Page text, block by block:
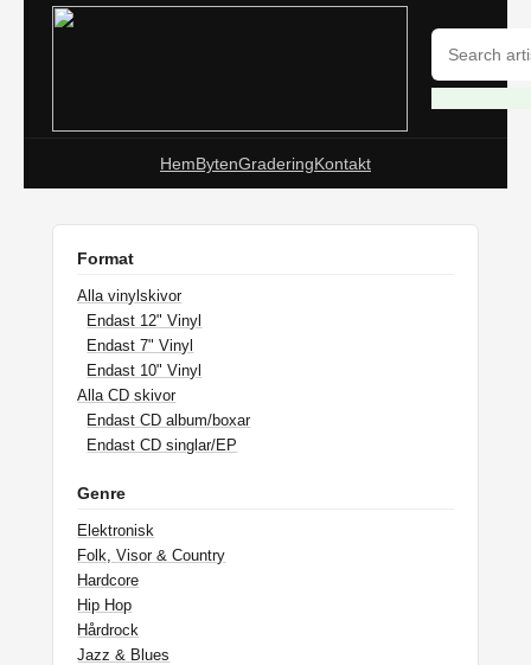
HemBytenGraderingKontakt
Format
Alla vinylskivor
Endast 12" Vinyl
Endast 7" Vinyl
Endast 10" Vinyl
Alla CD skivor
Endast CD album/boxar
Endast CD singlar/EP
Genre
Elektronisk
Folk, Visor & Country
Hardcore
Hip Hop
Hårdrock
Jazz & Blues